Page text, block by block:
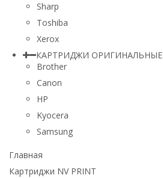
Sharp
Toshiba
Xerox
КАРТРИДЖИ ОРИГИНАЛЬНЫЕ
Brother
Canon
HP
Kyocera
Samsung
Главная
Картриджи NV PRINT